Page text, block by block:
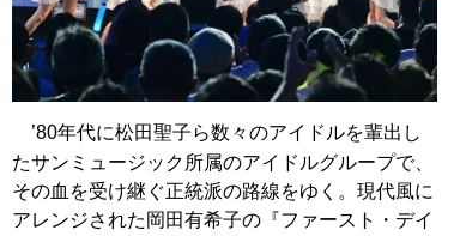
’80年代に松田聖子ら数々のアイドルを輩出し
たサンミュージック所属のアイドルグループで、
その血を受け継ぐ正統派の路線をゆく。現代風に
アレンジされた岡田有希子の『ファースト・デイ